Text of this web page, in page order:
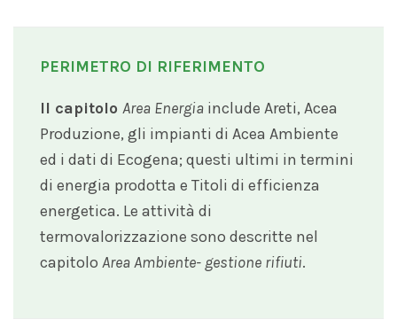
PERIMETRO DI RIFERIMENTO
Il capitolo Area Energia include Areti, Acea
Produzione, gli impianti di Acea Ambiente
ed i dati di Ecogena; questi ultimi in termini
di energia prodotta e Titoli di efficienza
energetica. Le attività di
termovalorizzazione sono descritte nel
capitolo Area Ambiente- gestione rifiuti.